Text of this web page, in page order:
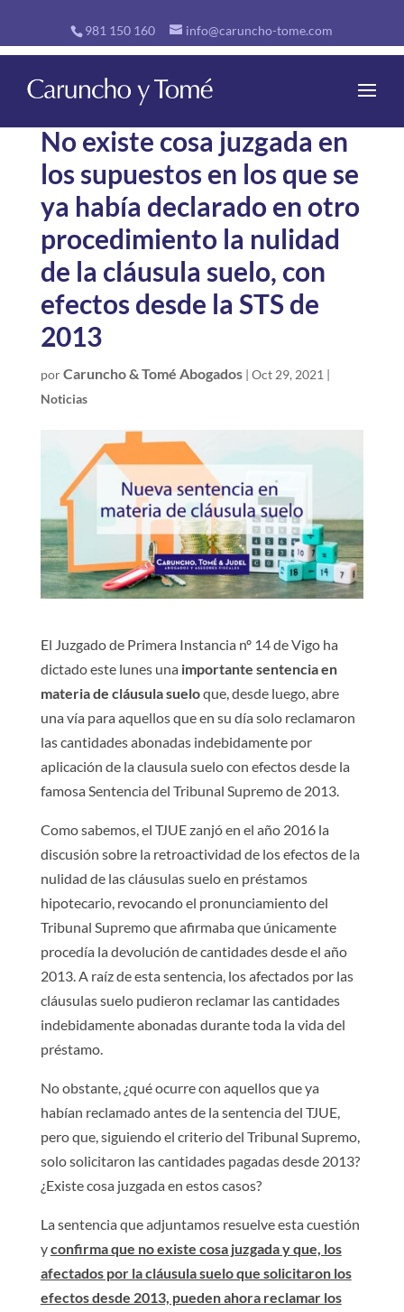
981 150 160 info@caruncho-tome.com
No existe cosa juzgada en
los supuestos en los que se
ya había declarado en otro
procedimiento la nulidad
de la cláusula suelo, con
efectos desde la STS de
2013
porCaruncho & Tomé Abogados| Oct 29, 2021 |
Noticias
El Juzgado de Primera Instancia nº 14 de Vigo ha
dictado este lunes una importante sentencia en
materia de cláusula sueloque, desde luego, abre
una vía para aquellos que en su día solo reclamaron
las cantidades abonadas indebidamente por
aplicación de la clausula suelo con efectos desde la
famosa Sentencia del Tribunal Supremo de 2013.
Como sabemos, el TJUE zanjó en el año 2016 la
discusión sobre la retroactividad de los efectos de la
nulidad de las cláusulas suelo en préstamos
hipotecario, revocando el pronunciamiento del
Tribunal Supremo que afirmaba que únicamente
procedía la devolución de cantidades desde el año
2013. A raíz de esta sentencia, los afectados por las
cláusulas suelo pudieron reclamar las cantidades
indebidamente abonadas durante toda la vida del
préstamo.
No obstante, ¿qué ocurre con aquellos que ya
habían reclamado antes de la sentencia del TJUE,
pero que, siguiendo el criterio del Tribunal Supremo,
solo solicitaron las cantidades pagadas desde 2013?
¿Existe cosa juzgada en estos casos?
La sentencia que adjuntamos resuelve esta cuestión
yconfirma que no existe cosa juzgada y que, los
afectados por la cláusula suelo que solicitaron los
efectos desde 2013, pueden ahora reclamar los